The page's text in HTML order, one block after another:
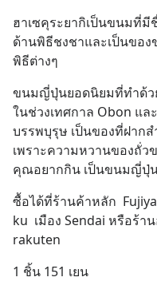
ฮาเซคุระยากิเป็นขนมที่มี
ด้านพิธีชงชาและเป็นขอ
พิธีต่างๆ
ขนมญี่ปุ่นยอดนิยมที่ทำด้ว
ในช่วงเทศกาล Obon แ
บรรพบุรุษ เป็นของที่ฝากส
เพราะความหวานของถั่
คุณอยากกิน เป็นขนมญี่ปุ่
ซื้อได้ที่ร้านค้าหลัก
ku  เมือง Sendai หรือร้า
rakuten
1 ชิ้น 151 เยน